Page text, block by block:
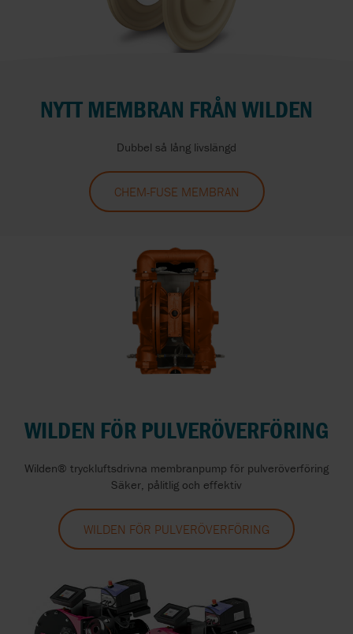
NYTT MEMBRAN FRÅN WILDEN
Dubbel så lång livslängd
CHEM-FUSE MEMBRAN
WILDEN FÖR PULVERÖVERFÖRING
Wilden® tryckluftsdrivna membranpump för pulveröverföring
Säker, pålitlig och effektiv
WILDEN FÖR PULVERÖVERFÖRING